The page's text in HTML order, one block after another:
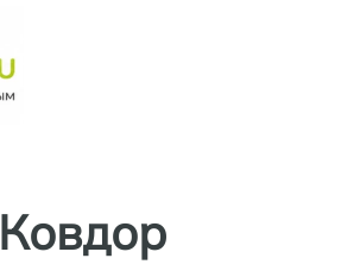
Ковдор